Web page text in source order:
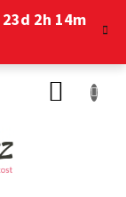
23d 2h 14m